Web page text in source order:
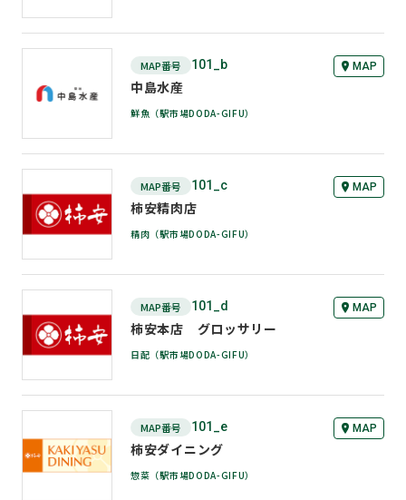
MAP
MAP番号 101_b
中島水産
鮮魚（駅市場DODA-GIFU）
1F スーパー MAP
MAP番号 101_c
柿安精肉店
精肉（駅市場DODA-GIFU）
1F スーパー MAP
MAP番号 101_d
柿安本店 グロッサリー
日配（駅市場DODA-GIFU）
1F スーパー MAP
MAP番号 101_e
柿安ダイニング
惣菜（駅市場DODA-GIFU）